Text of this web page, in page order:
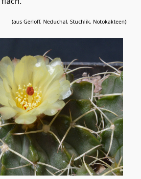
(aus Gerloff, Neduchal, Stuchlik, Notokakteen)